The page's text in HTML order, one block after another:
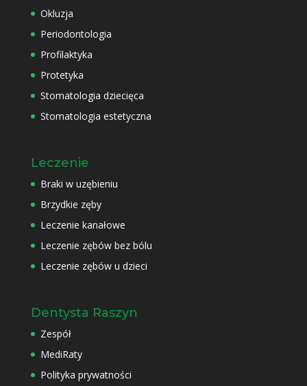
Okluzja
Periodontologia
Profilaktyka
Protetyka
Stomatologia dziecięca
Stomatologia estetyczna
Leczenie
Braki w uzębieniu
Brzydkie zęby
Leczenie kanałowe
Leczenie zębów bez bólu
Leczenie zębów u dzieci
Dentysta Raszyn
Zespół
MediRaty
Polityka prywatności